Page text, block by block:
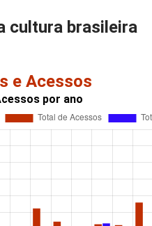
cultura brasileira
e Acessos
por ano